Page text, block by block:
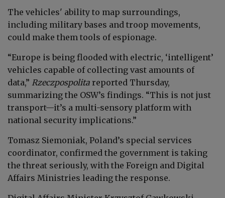
The vehicles' ability to map surroundings,
including military bases and troop movements,
could make them tools of espionage.
“Europe is being flooded with electric, ‘intelligent’
vehicles capable of collecting vast amounts of
data,” Rzeczpospolita reported Thursday,
summarizing the OSW’s findings. “This is not just
transport—it’s a multi-sensory platform with
national security implications.”
Tomasz Siemoniak, Poland’s special services
coordinator, confirmed the government is taking
the threat seriously, with the Foreign and Digital
Affairs Ministries leading the response.